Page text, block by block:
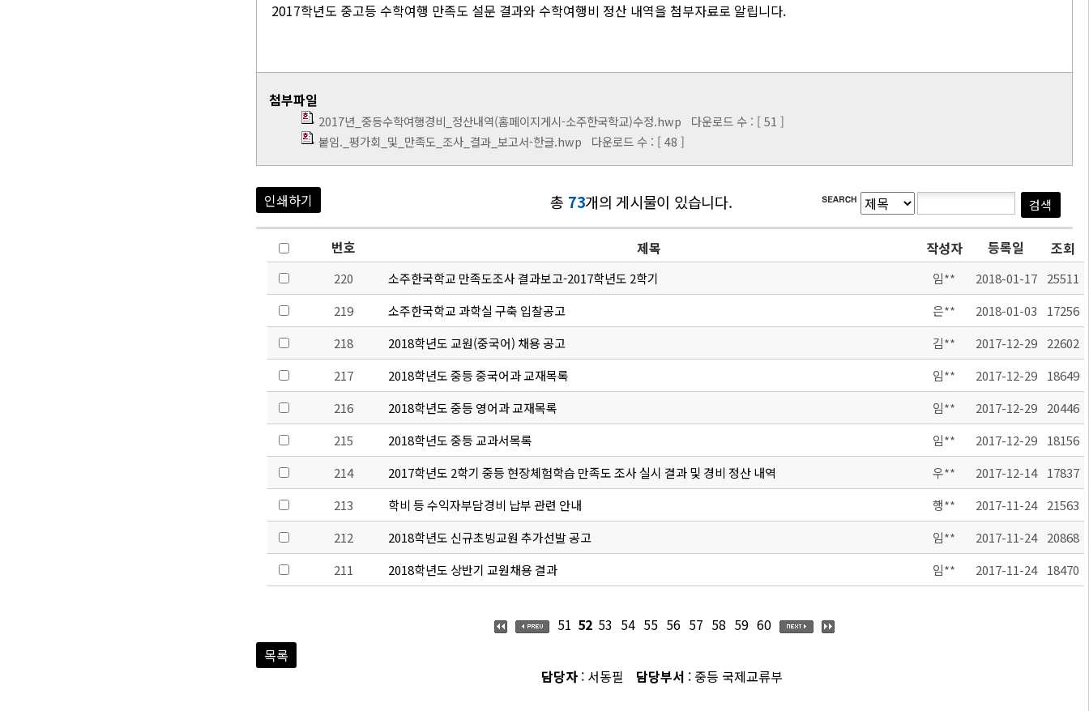
2017학년도 중고등 수학여행 만족도 설문 결과와 수학여행비 정산 내역을 첨부자료로 알립니다.
첨부파일
2017년_중등수학여행경비_정산내역(홈페이지게시-소주한국학교)수정.hwp 다운로드 수 : [ 51 ]
붙임._평가회_및_만족도_조사_결과_보고서-한글.hwp 다운로드 수 : [ 48 ]
인쇄하기 총 73개의 게시물이 있습니다.
번호 제목 작성자 등록일 조회
220 소주한국학교 만족도조사 결과보고-2017학년도 2학기 임** 2018-01-17
25511
219
소주한국학교 과학실 구축 입찰공고 은** 2018-01-03
17256
218
2018학년도 교원(중국어) 채용 공고 김** 2017-12-29
22602
217
2018학년도 중등 중국어과 교재목록 임** 2017-12-29
18649
216
2018학년도 중등 영어과 교재목록 임** 2017-12-29
20446
215
2018학년도 중등 교과서목록 임** 2017-12-29
18156
214
2017학년도 2학기 중등 현장체험학습 만족도 조사 실시 결과 및 경비 정산 내역 우** 2017-12-14
17837
213
학비 등 수익자부담경비 납부 관련 안내 행** 2017-11-24
21563
212
2018학년도 신규초빙교원 추가선발 공고 임** 2017-11-24
20868
211
2018학년도 상반기 교원채용 결과 임** 2017-11-24 18470
51 52 53 54 55 56 57 58 59 60
목록
담당자 : 서동필 담당부서 : 중등 국제교류부